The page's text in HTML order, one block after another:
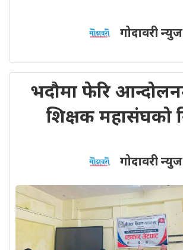
गोदावरी न्युज
भदौमा फेरि
शिक्षक महासंघको
गोदावरी न्युज